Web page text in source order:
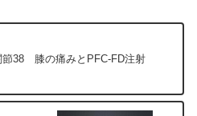
節38 膝の痛みとPFC-FD注射